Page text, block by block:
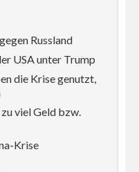
Russland
USA unter Trump
die Krise genutzt,
viel Geld bzw.
Krise